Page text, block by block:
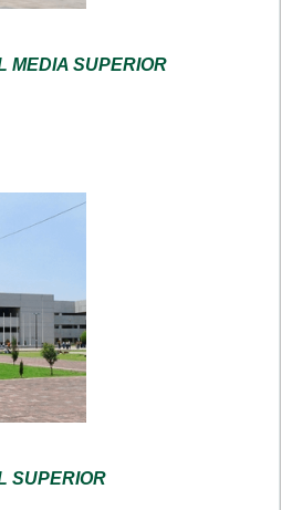
MEDIA SUPERIOR
SUPERIOR